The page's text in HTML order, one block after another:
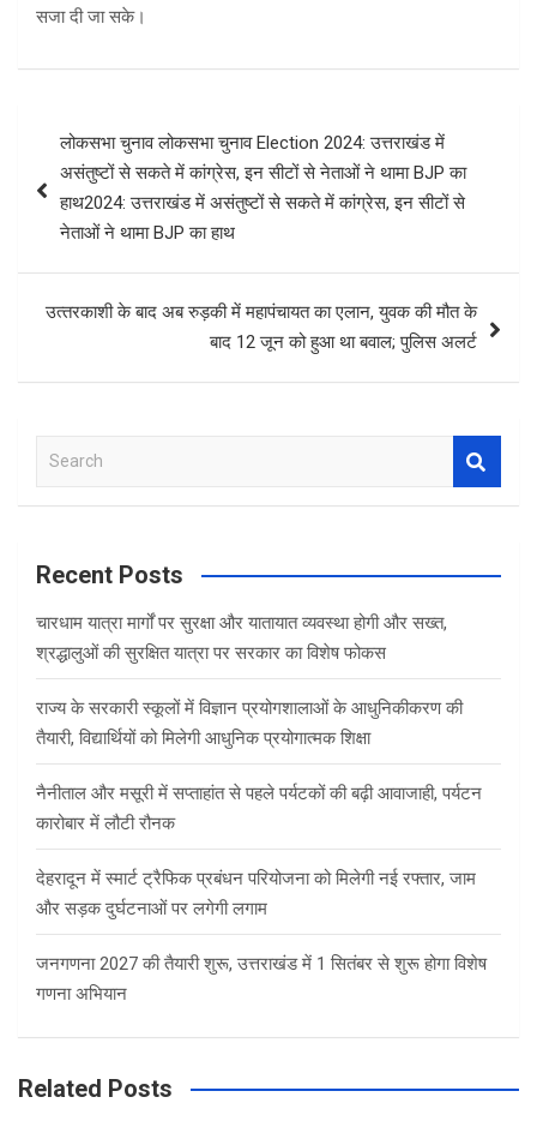
सजा दी जा सके।
navigation
लोकसभा चुनाव लोकसभा चुनाव Election 2024: उत्तराखंड में
असंतुष्टों से सकते में कांग्रेस, इन सीटों से नेताओं ने थामा BJP का
हाथ2024: उत्तराखंड में असंतुष्टों से सकते में कांग्रेस, इन सीटों से
नेताओं ने थामा BJP का हाथ
उत्‍तरकाशी के बाद अब रुड़की में महापंचायत का एलान, युवक की मौत के
बाद 12 जून को हुआ था बवाल; पुलिस अलर्ट
a
c
Recent Posts
चारधाम यात्रा मार्गों पर सुरक्षा और यातायात व्यवस्था होगी और सख्त,
श्रद्धालुओं की सुरक्षित यात्रा पर सरकार का विशेष फोकस
राज्य के सरकारी स्कूलों में विज्ञान प्रयोगशालाओं के आधुनिकीकरण की
तैयारी, विद्यार्थियों को मिलेगी आधुनिक प्रयोगात्मक शिक्षा
नैनीताल और मसूरी में सप्ताहांत से पहले पर्यटकों की बढ़ी आवाजाही, पर्यटन
कारोबार में लौटी रौनक
देहरादून में स्मार्ट ट्रैफिक प्रबंधन परियोजना को मिलेगी नई रफ्तार, जाम
और सड़क दुर्घटनाओं पर लगेगी लगाम
जनगणना 2027 की तैयारी शुरू, उत्तराखंड में 1 सितंबर से शुरू होगा विशेष
गणना अभियान
Related Posts